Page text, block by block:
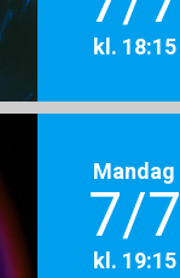
kl. 18:15
Mandag
7/7
kl. 19:15